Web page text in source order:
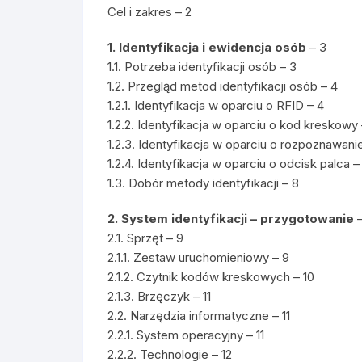
Cel i zakres – 2
1. Identyfikacja i ewidencja osób – 3
1.1. Potrzeba identyfikacji osób – 3
1.2. Przegląd metod identyfikacji osób – 4
1.2.1. Identyfikacja w oparciu o RFID – 4
1.2.2. Identyfikacja w oparciu o kod kreskowy
1.2.3. Identyfikacja w oparciu o
1.2.4. Identyfikacja w oparciu o odcisk palca –
1.3. Dobór metody identyfikacji – 8
2. System identyfikacji – przygotowanie
2.1. Sprzęt – 9
2.1.1. Zestaw uruchomieniowy – 9
2.1.2. Czytnik kodów kreskowych – 10
2.1.3. Brzęczyk – 11
2.2. Narzędzia informatyczne – 11
2.2.1. System operacyjny – 11
2.2.2. Technologie – 12